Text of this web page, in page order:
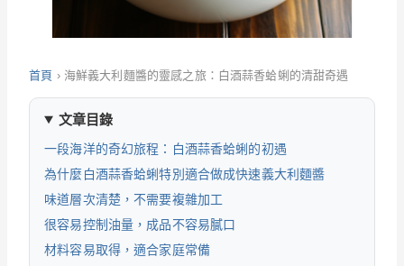
首頁 › 海鮮義大利麵醬的靈感之旅：白酒蒜香蛤蜊的清甜奇遇
文章目錄
一段海洋的奇幻旅程：白酒蒜香蛤蜊的初遇
為什麼白酒蒜香蛤蜊特別適合做成快速義大利麵醬
味道層次清楚，不需要複雜加工
很容易控制油量，成品不容易膩口
材料容易取得，適合家庭常備